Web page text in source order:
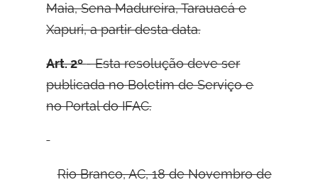
Maia, Sena Madureira, Tarauacá e
Xapuri, a partir desta data.
Art. 2º- Esta resolução deve ser
publicada no Boletim de Serviço e
no Portal doIFAC.
Rio Branco, AC, 18 de Novembro de